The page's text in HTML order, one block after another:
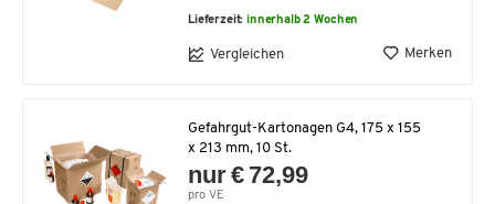
Lieferzeit:innerhalb 2 Wochen
Vergleichen Merken
Gefahrgut-Kartonagen G4, 175 x 155
x 213 mm, 10 St.
nur € 72,99
pro VE